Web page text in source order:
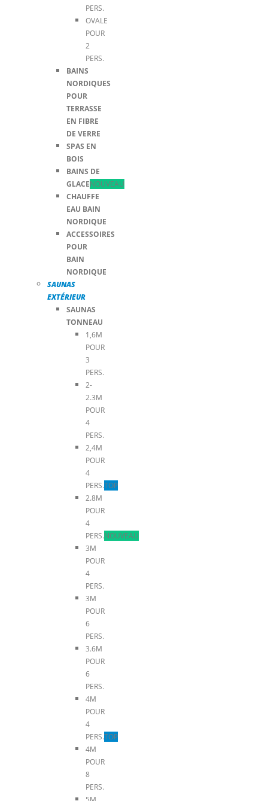
PERS.
OVALE
POUR
2
PERS.
BAINS
NORDIQUES
POUR
TERRASSE
EN FIBRE
DE VERRE
SPAS EN
BOIS
BAINS DE
GLACENOUVEAU
CHAUFFE
EAU BAIN
NORDIQUE
ACCESSOIRES
POUR
BAIN
NORDIQUE
SAUNAS
EXTÉRIEUR
SAUNAS
TONNEAU
1,6M
POUR
3
PERS.
2-
2.3M
POUR
4
PERS.
2,4M
POUR
4
PERS.TOP
2.8M
POUR
4
PERS.NOUVEAU
3M
POUR
4
PERS.
3M
POUR
6
PERS.
3.6M
POUR
6
PERS.
4M
POUR
4
PERS.TOP
4M
POUR
8
PERS.